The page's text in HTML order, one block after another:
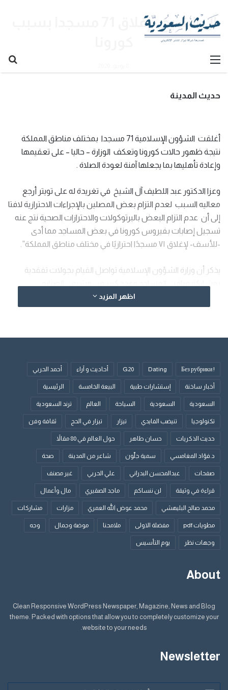
القائمة
حديث المدينة
أغلقت الشؤون الإسلامية 71 مسجدا بمختلف مناطق المملكة
نتيجة ظهور حالات كورونا وتعكف الوزارة – حاليا – على تعقيمها
وإعادة تأهليها بما يجعلها آمنة لعودة الصلاة .
وعزا الدكتور عبد اللطيف آل الشيخ في تغريدة له على تويتر أرجع
معاليه السبب لعدم التزام بعض المصلين بالإجراءات الاحترازية لافتا
إلى أن عدم التزام البعض بالبرتوكولات والاحترازات الصحية نتج عنه
تسجيل إصابات بفيروس كورونا في بعض المساجد مما أدى
-للأسف- لإغلاق ٧١ مسجدًا احترازيًا في مختلف مناطق المملكة”.
يذكر أن وزارة الشؤون الإسلامية تواصل القيام بجولات تفقدية
والتشغيل لمتابعة عمليات التعقيم والنظافة وتطبيق الإجراءات
الاحترازية بالمساجد
الوسوم إغلاق مسجد
اظهر المزيد
! Без рубрики
Dating
G20 أحاديث و آراء أحمد الحربي
أخبار ساخنة إستشارات طبية البيعة الخامسة الرئيسية
السعودية السعودية السياحة العالم ترند السعودية
تكنولوجيا تنيضب الفايدي تيزار تيزار في الحج ثقافة وفن
حديث الذكريات حسان طاهر حول العالم في 80 مقالاً
د.فؤاد المغامسي سمية جلّون شاعر من المدينة صحة
صفحات عبدالمحسن البدراني علي الحربي غير مصنف
قراءة في وثيقة لن ننساكم ماجد الصقيري مال وأعمال
محمد صالح البليهشي محمد عوض الله العمري مزارات مشاركات
مطويات pdf مفضلة الاولى ملامحنا موضة وجمال وجه
وجهات نظر يوم التأسيس
About
Clean Responsive WordPress Newspaper, Magazine, News and Blog
theme. Packed with options that allow you to completely customize your
website to your needs.
Newsletter